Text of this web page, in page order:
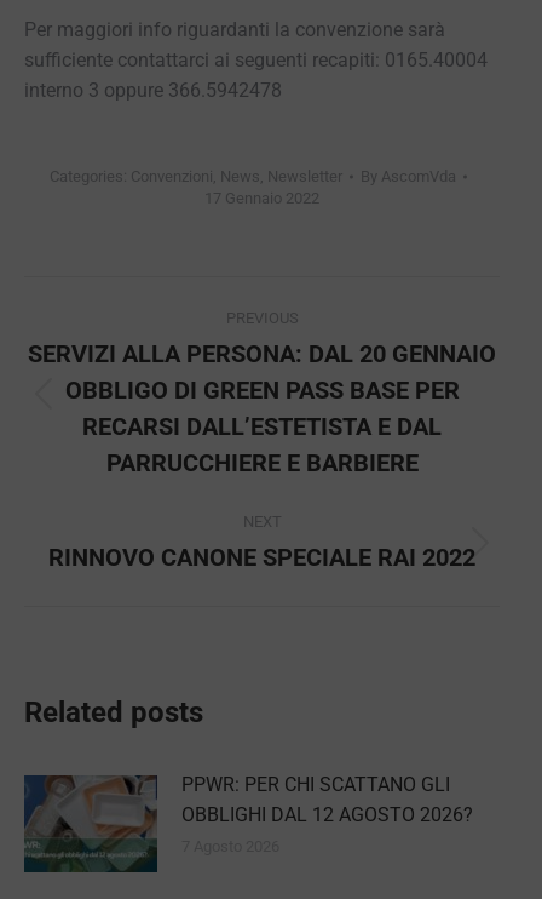
Per maggiori info riguardanti la convenzione sarà
sufficiente contattarci ai seguenti recapiti: 0165.40004
interno 3 oppure 366.5942478
Categories: Convenzioni News Newsletter By AscomVda
17 Gennaio 2022
navigation
PREVIOUS
post:
SERVIZI ALLA PERSONA: DAL 20 GENNAIO
OBBLIGO DI GREEN PASS BASE PER
RECARSI DALL’ESTETISTA E DAL
PARRUCCHIERE E BARBIERE
NEXT
Next
RINNOVO CANONE SPECIALE RAI 2022
Related posts
PPWR: PER CHI SCATTANO GLI
OBBLIGHI DAL 12 AGOSTO 2026?